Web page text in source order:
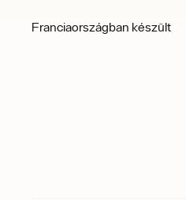
Franciaországban készült